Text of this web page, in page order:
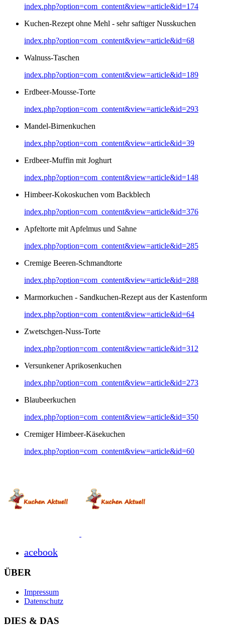
index.php?option=com_content&view=article&id=174
Kuchen-Rezept ohne Mehl - sehr saftiger Nusskuchen
index.php?option=com_content&view=article&id=68
Walnuss-Taschen
index.php?option=com_content&view=article&id=189
Erdbeer-Mousse-Torte
index.php?option=com_content&view=article&id=293
Mandel-Birnenkuchen
index.php?option=com_content&view=article&id=39
Erdbeer-Muffin mit Joghurt
index.php?option=com_content&view=article&id=148
Himbeer-Kokoskuchen vom Backblech
index.php?option=com_content&view=article&id=376
Apfeltorte mit Apfelmus und Sahne
index.php?option=com_content&view=article&id=285
Cremige Beeren-Schmandtorte
index.php?option=com_content&view=article&id=288
Marmorkuchen - Sandkuchen-Rezept aus der Kastenform
index.php?option=com_content&view=article&id=64
Zwetschgen-Nuss-Torte
index.php?option=com_content&view=article&id=312
Versunkener Aprikosenkuchen
index.php?option=com_content&view=article&id=273
Blaubeerkuchen
index.php?option=com_content&view=article&id=350
Cremiger Himbeer-Käsekuchen
index.php?option=com_content&view=article&id=60
acebook
ÜBER
Impressum
Datenschutz
DIES & DAS